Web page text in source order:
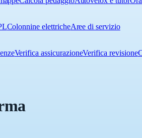
Colonnine elettricheAree di servizio
Verifica assicurazioneVerifica revisione